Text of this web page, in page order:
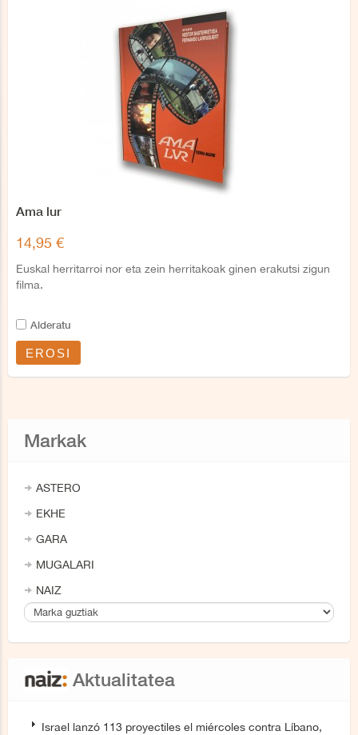
Ama lur
14,95 €
Euskal herritarroi nor eta zein herritakoak ginen erakutsi zigun
filma.
Alderatu
EROSI
Markak
ASTERO
EKHE
GARA
MUGALARI
NAIZ
Aktualitatea
Israel lanzó 113 proyectiles el miércoles contra Líbano,